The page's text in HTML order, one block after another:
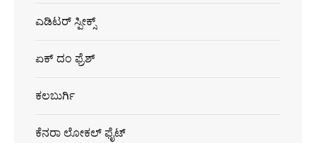
ಎಡಿಟರ್ ಸ್ಪೀಕ್ಸ್
ಏಕ್ ದಂ ಫ್ರೆಶ್
ಕಲಬುರ್ಗಿ
ಕೆನರಾ ಲೋಕಲ್ ಫೈಟ್